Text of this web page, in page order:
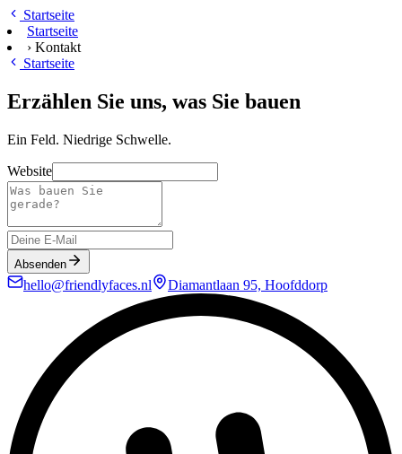
Zum Hauptinhalt springen
Startseite
Startseite
› Kontakt
Startseite
Erzählen Sie uns, was Sie bauen
Ein Feld. Niedrige Schwelle.
Website
Absenden
hello@friendlyfaces.nl Diamantlaan 95, Hoofddorp